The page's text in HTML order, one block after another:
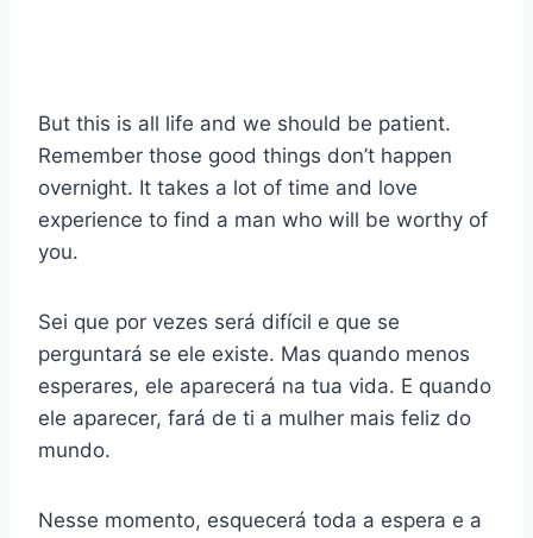
But this is all life and we should be patient.
Remember those good things don’t happen
overnight. It takes a lot of time and love
experience to find a man who will be worthy of
you.
Sei que por vezes será difícil e que se
perguntará se ele existe. Mas quando menos
esperares, ele aparecerá na tua vida. E quando
ele aparecer, fará de ti a mulher mais feliz do
mundo.
Nesse momento, esquecerá toda a espera e a